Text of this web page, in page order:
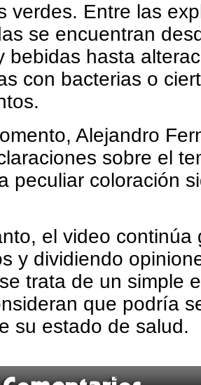
verdes. Entre las
se encuentran
bebidas hasta
con bacterias o
Alejandro
sobre el
peculiar coloración
el video continúa
y dividiendo
trata de un simple
que podría
su estado de salud.